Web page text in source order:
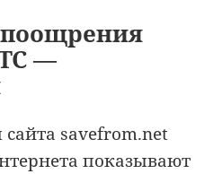
—
savefrom.net
показывают